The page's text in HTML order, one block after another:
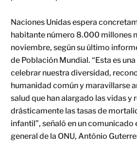
Naciones Unidas espera
habitante número 8.000 millones
noviembre, según su último
de Población Mundial. “Esta es
celebrar nuestra diversidad,
humanidad común y maravillarse
salud que han alargado las vidas y
drásticamente las tasas de
infantil”, señaló en un comunicado
general de la ONU, António